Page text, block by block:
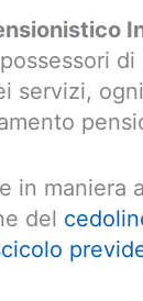
servizi,
in maniera
del